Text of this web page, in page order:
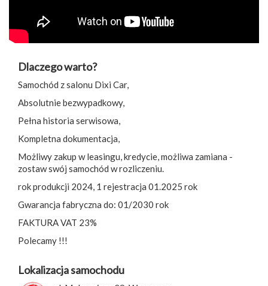
Dlaczego warto?
Samochód z salonu Dixi Car,
Absolutnie bezwypadkowy,
Pełna historia serwisowa,
Kompletna dokumentacja,
Możliwy zakup w leasingu, kredycie, możliwa zamiana -
zostaw swój samochód w rozliczeniu.
rok produkcji 2024, 1 rejestracja 01.2025 rok
Gwarancja fabryczna do: 01/2030 rok
FAKTURA VAT 23%
Polecamy !!!
Lokalizacja samochodu